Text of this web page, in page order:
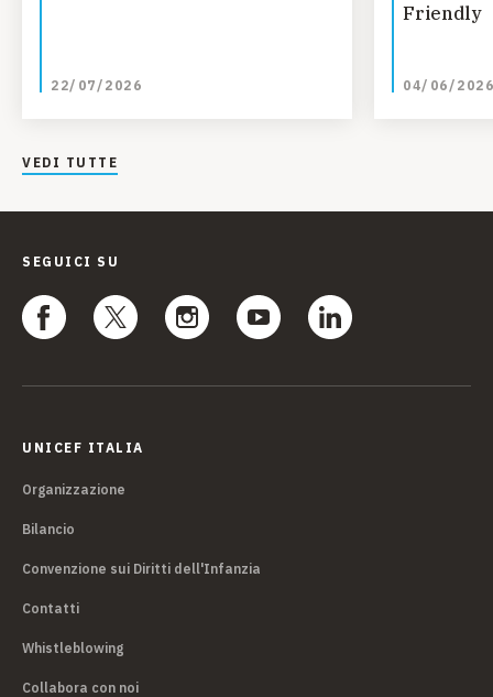
22/07/2026
Friendly
04/06/2026
VEDI TUTTE
SEGUICI SU
UNICEF ITALIA
Organizzazione
Bilancio
Convenzione sui Diritti dell'Infanzia
Contatti
Whistleblowing
Collabora con noi